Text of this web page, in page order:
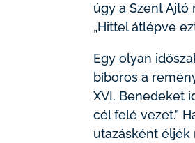
úgy a Szent
„Hittel átlépve
Egy olyan
bíboros a
XVI. Benedeket
cél felé vezet.”
utazásként éljék